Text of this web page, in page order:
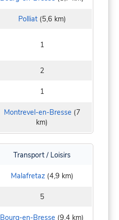
Polliat(5,6 km)
1
2
1
Montrevel-en-Bresse (7
km)
Transport / Loisirs
Malafretaz(4,9 km)
5
Bourg-en-Bresse (9,4 km)